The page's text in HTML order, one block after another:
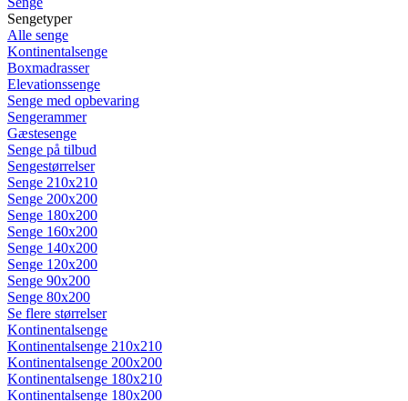
Sengetyper
Alle senge
Kontinentalsenge
Boxmadrasser
Elevationssenge
Senge med opbevaring
Sengerammer
Gæstesenge
Senge på tilbud
Sengestørrelser
Senge 210x210
Senge 200x200
Senge 180x200
Senge 160x200
Senge 140x200
Senge 120x200
Senge 90x200
Senge 80x200
Se flere størrelser
Kontinentalsenge
Kontinentalsenge 210x210
Kontinentalsenge 200x200
Kontinentalsenge 180x210
Kontinentalsenge 180x200